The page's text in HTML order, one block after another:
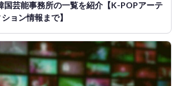
国芸能事務所の一覧を紹介【K-POPアーテ
ョン情報まで】